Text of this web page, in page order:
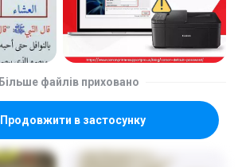
Більше файлів приховано
Продовжити в застосунку